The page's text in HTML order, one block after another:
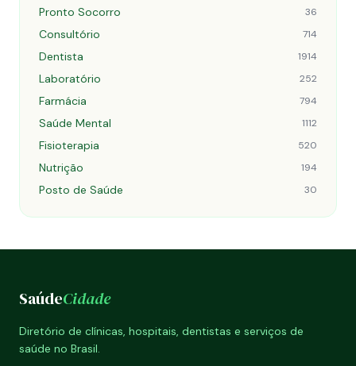
Pronto Socorro 36
Consultório 714
Dentista 1914
Laboratório 252
Farmácia 794
Saúde Mental 1112
Fisioterapia 520
Nutrição 194
Posto de Saúde 30
SaúdeCidade
Diretório de clínicas, hospitais, dentistas e serviços de
saúde no Brasil.